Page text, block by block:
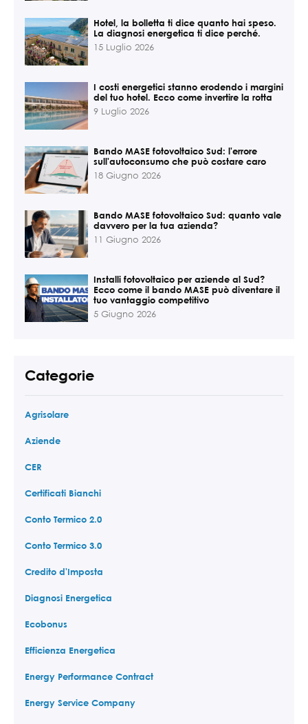
Hotel, la bolletta ti dice quanto hai speso.
La diagnosi energetica ti dice perché.
15 Luglio 2026
I costi energetici stanno erodendo i margini
del tuo hotel. Ecco come invertire la rotta
9 Luglio 2026
Bando MASE fotovoltaico Sud: l'errore
sull'autoconsumo che può costare caro
18 Giugno 2026
Bando MASE fotovoltaico Sud: quanto vale
davvero per la tua azienda?
11 Giugno 2026
Installi fotovoltaico per aziende al Sud?
Ecco come il bando MASE può diventare il
tuo vantaggio competitivo
5 Giugno 2026
Categorie
Agrisolare
Aziende
CER
Certificati Bianchi
Conto Termico 2.0
Conto Termico 3.0
Credito d'Imposta
Diagnosi Energetica
Ecobonus
Efficienza Energetica
Energy Performance Contract
Energy Service Company